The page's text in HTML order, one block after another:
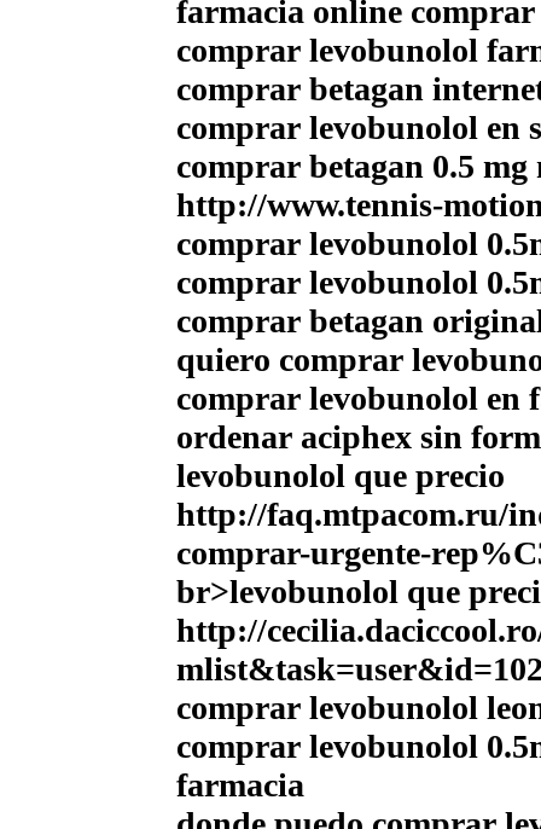
farmacia online
comprar levobunolol
comprar betagan
comprar levobunolol en
comprar betagan 0.5
http://www.tennis-
comprar levobunolol
comprar levobunolol
comprar betagan
quiero comprar
comprar levobunolol en
ordenar aciphex sin
levobunolol que precio
http://faq.mtpacom.ru/
comprar-urgente-
br>levobunolol que
http://
comprar levobunolol
comprar levobunolol
farmacia